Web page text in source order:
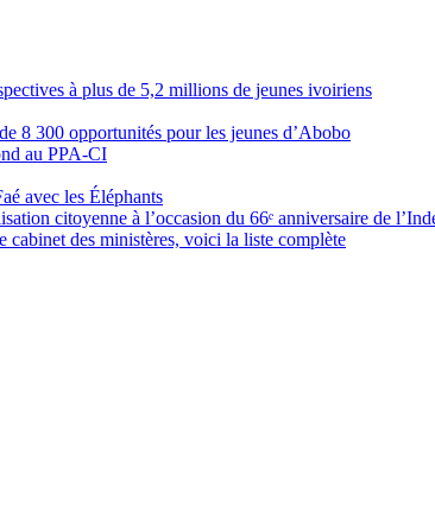
à plus de 5,2 millions de jeunes ivoiriens
8 300 opportunités pour les jeunes d’Abobo
au PPA-CI
avec les Éléphants
citoyenne à l’occasion du 66ᵉ anniversaire de
des ministères, voici la liste complète